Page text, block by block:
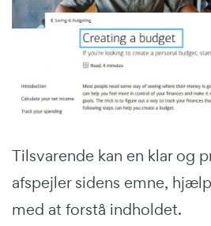
Tilsvarende kan en klar og
afspejler sidens emne,
med at forstå indholdet.